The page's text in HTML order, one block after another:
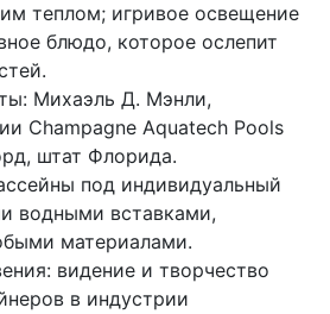
теплом; игривое освещение
блюдо, которое ослепит
Михаэль Д. Мэнли,
Champagne Aquatech Pools
штат Флорида.
под индивидуальный
водными вставками,
материалами.
видение и творчество
в индустрии